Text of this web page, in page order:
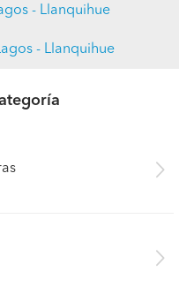
- Llanquihue
- Llanquihue